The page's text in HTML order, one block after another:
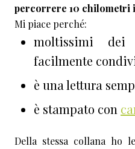
percorrere 10 chilometri
Mi piace perché:
moltissimi dei
facilmente
è una lettura
è stampato con
Della stessa collana ho